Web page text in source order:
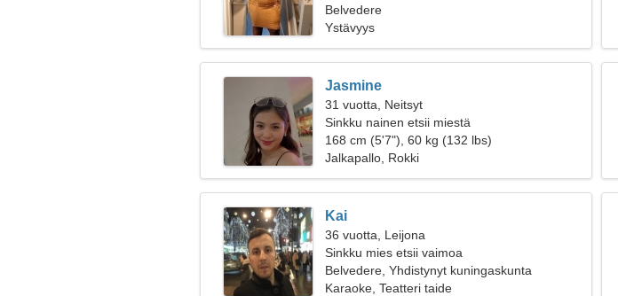
Belvedere
Ystävyys
Jasmine
31 vuotta, Neitsyt
Sinkku nainen etsii miestä
168 cm (5'7"), 60 kg (132 lbs)
Jalkapallo, Rokki
Kai
36 vuotta, Leijona
Sinkku mies etsii vaimoa
Belvedere, Yhdistynyt kuningaskunta
Karaoke, Teatteri taide